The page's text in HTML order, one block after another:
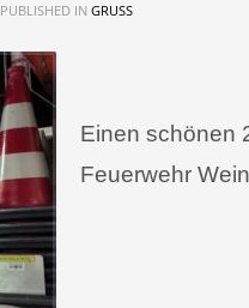
PUBLISHED IN GRUSS
Einen schönen
Feuerwehr